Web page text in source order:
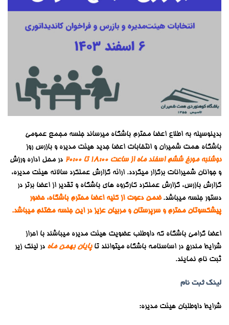
بدینوسیله به اطلاع اعضا محترم باشگاه میرساند جلسه مجمع عمومی
باشگاه همت شمیران و انتخابات اعضا جدید هیئت مدیره و بازرس روز
دوشنبه مورخ ششم اسفند ماه از ساعت 18:00 تا 20:00
در محل اداره ورزش
و جوانان شمیرانات برگزار میگردد. ارائه گزارش عملکرد سالانه هیئت مدیره،
گزارش بازرس، گزارش عملکرد کارگروه های باشگاه و تقدیر از اعضا برتر در
دستور جلسه میباشد.ضمن دعوت از کلیه اعضا محترم باشگاه، حضور
پیشکسوتان محترم و سرپرستان و مربیان عزیز در این جلسه مغتنم میباشد.
اعضا گرامی باشگاه که داوطلب عضویت هیئت مدیره میباشند با احراز
شرایط مندرج در اساسنامه باشگاه میتوانند تاپایان بهمن ماه در لینک زیر
ثبت نام نمایند.
لینک ثبت نام
شرایط داوطلبان هیئت مدیره: